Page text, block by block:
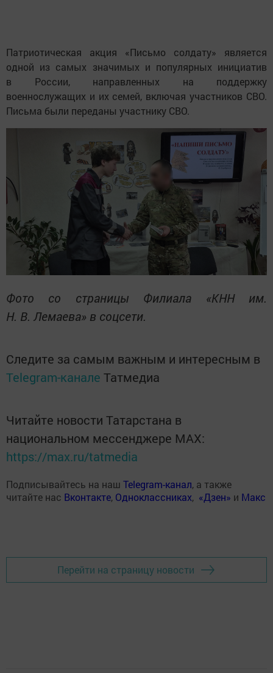
Патриотическая акция «Письмо солдату» является
одной из самых значимых и популярных инициатив
в России, направленных на поддержку
военнослужащих и их семей, включая участников СВО.
Письма были переданы участнику СВО.
Фото со страницы Филиала «КНН им.
Н. В. Лемаева» в соцсети.
Следите за самым важным и интересным в
Telegram-канале Татмедиа
Читайте новости Татарстана в
национальном мессенджере MАХ:
https://max.ru/tatmedia
Подписывайтесь на наш Telegram-канал, а также
читайте нас Вконтакте, Одноклассниках, «Дзен» и Макс
Перейти на страницу новости